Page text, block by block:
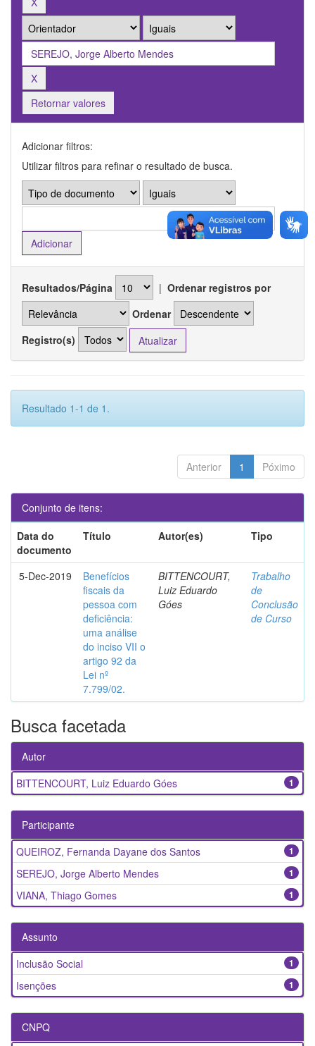
Retornar valores
Adicionar filtros:
Utilizar filtros para refinar o resultado de busca.
Resultados/Página | Ordenar registros por
Ordenar
Registro(s)
Resultado 1-1 de 1.
Anterior 1 Póximo
Conjunto de itens:
Data do
documento
Título Autor(es) Tipo
5-Dec-2019
Benefícios
fiscais da
pessoa com
deficiência:
uma análise
do inciso VII o
artigo 92 da
Lei nº
7.799/02.
BITTENCOURT,
Luiz Eduardo
Góes
Trabalho
de
Conclusão
de Curso
Busca facetada
Autor
1
BITTENCOURT, Luiz Eduardo Góes
Participante
1
QUEIROZ, Fernanda Dayane dos Santos
1
SEREJO, Jorge Alberto Mendes
1
VIANA, Thiago Gomes
Assunto
1
Inclusão Social
1
Isenções
CNPQ